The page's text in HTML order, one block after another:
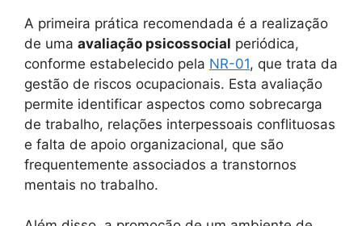
A primeira prática recomendada é a realização
de uma avaliação psicossocial periódica,
conforme estabelecido pela NR-01, que trata da
gestão de riscos ocupacionais. Esta avaliação
permite identificar aspectos como sobrecarga
de trabalho, relações interpessoais conflituosas
e falta de apoio organizacional, que são
frequentemente associados a transtornos
mentais no trabalho.